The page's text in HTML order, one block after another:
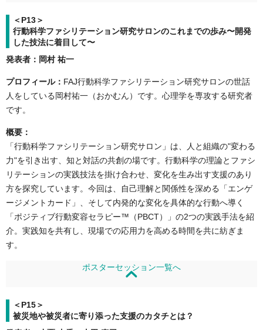
＜P13＞
行動科学ファシリテーション研究サロンのこれまでの歩み〜開発
した技法に着目して〜
発表者：岡村 祐一
プロフィール： FAJ行動科学ファシリテーション研究サロンの世話
人をしている岡村祐一（おかむん）です。心理学を専攻する研究者
です。
概要：
「行動科学ファシリテーション研究サロン」は、人と組織の"変わる
力"を引き出す、知と対話の共創の場です。行動科学の理論とファシ
リテーションの実践技法を掛け合わせ、変化を生み出す支援のあり
方を探究しています。今回は、自己理解と関係性を深める「エンゲ
ージメントカード」、そして内発的な変化を具体的な行動へ導く
「ポジティブ行動変容セラピー™︎（PBCT）」の2つの実践手法を紹
介。実践知を共有し、現場での応用力を高める時間を共に紡ぎま
す。
ポスターセッション一覧へ
＜P15＞
被災地や被災者に寄り添った支援のカタチとは？